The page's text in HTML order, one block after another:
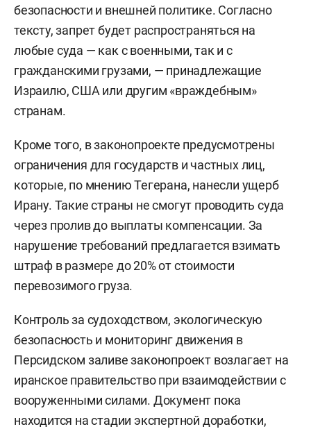
безопасности и внешней политике. Согласно
тексту, запрет будет распространяться на
любые суда — как с военными, так и с
гражданскими грузами, — принадлежащие
Израилю, США или другим «враждебным»
странам.
Кроме того, в законопроекте предусмотрены
ограничения для государств и частных лиц,
которые, по мнению Тегерана, нанесли ущерб
Ирану. Такие страны не смогут проводить суда
через пролив до выплаты компенсации. За
нарушение требований предлагается взимать
штраф в размере до 20% от стоимости
перевозимого груза.
Контроль за судоходством, экологическую
безопасность и мониторинг движения в
Персидском заливе законопроект возлагает на
иранское правительство при взаимодействии с
вооруженными силами. Документ пока
находится на стадии экспертной доработки,